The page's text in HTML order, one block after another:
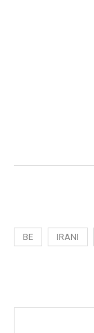
BE IRANI